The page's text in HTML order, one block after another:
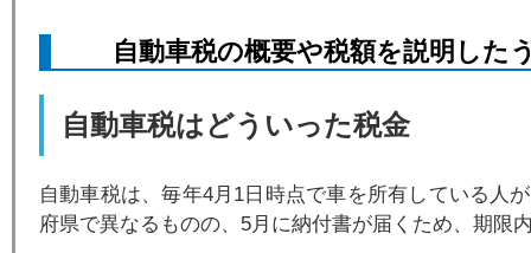
自動車税の概要や税額を説明した
自動車税はどういった税金
自動車税は、毎年4月1日時点で車を所有している人
府県で異なるものの、5月に納付書が届くため、期限